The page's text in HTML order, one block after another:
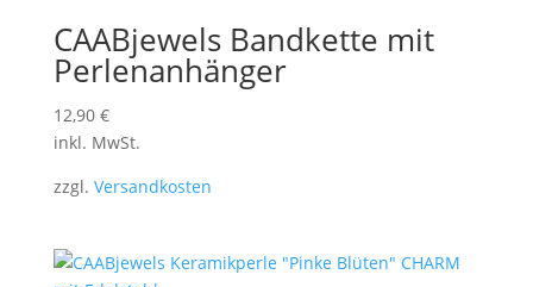
CAABjewels Bandkette mit
Perlenanhänger
12,90 €
inkl. MwSt.
zzgl. Versandkosten